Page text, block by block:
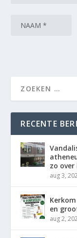
RECENTE
zo
aug 3,
en
aug 2,